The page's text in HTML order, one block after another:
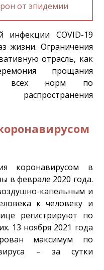
от эпидемии
инфекции COVID-19
жизни. Ограничения
отрасль, как
прощания
всех норм по
коронавирусом в
в феврале 2020 года.
капельным и
к человеку и
регистрируют по
13 ноября 2021 года
максимум по
– за сутки